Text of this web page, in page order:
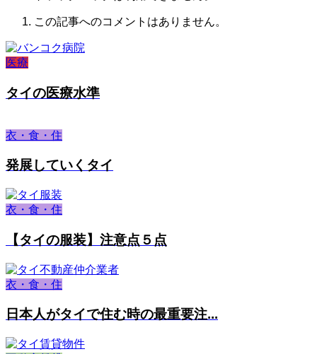
この記事へのコメントはありません。
医療
タイの医療水準
衣・食・住
発展していくタイ
衣・食・住
【タイの服装】注意点５点
衣・食・住
日本人がタイで住む時の最重要注...